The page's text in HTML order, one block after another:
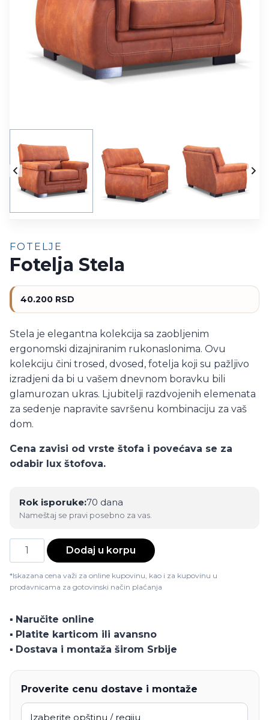
FOTELJE
Fotelja Stela
40.200 RSD
Stela je elegantna kolekcija sa zaobljenim
ergonomski dizajniranim rukonaslonima. Ovu
kolekciju čini trosed, dvosed, fotelja koji su pažljivo
izradjeni da bi u vašem dnevnom boravku bili
glamurozan ukras. Ljubitelji razdvojenih elemenata
za sedenje napravite savršenu kombinaciju za vaš
dom.
Cena zavisi od vrste štofa i povećava se za
odabir lux štofova.
Rok isporuke:70 dana
Nameštaj se pravi posebno za vas.
Fotelja
Stela
količina
Dodaj u korpu
*Iskazana cena važi za online kupovinu, kao i za kupovinu u
prodavnicama za gotovinski način plaćanja
▪️ Naručite online
▪️ Platite karticom ili avansno
▪️ Dostava i montaža širom Srbije
Proverite cenu dostave i montaže